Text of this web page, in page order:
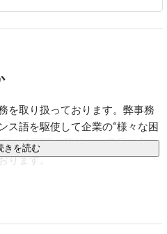
ことを認識し動ける人間は限ら
をもって自分を守ることがで
緒に世の中を変えていきましょ
を取り扱っております。弊事務
ス語を駆使して企業の“様々な困
、中国語を駆使する職員を入れ
ります。
米諸国のマーケットのみなら
きを読む